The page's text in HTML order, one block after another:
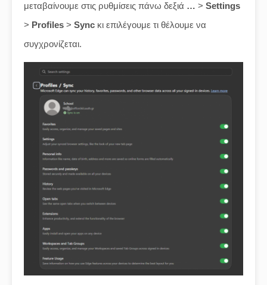
μεταβαίνουμε στις ρυθμίσεις πάνω δεξιά … > Settings
> Profiles > Sync κι επιλέγουμε τι θέλουμε να
συγχρονίζεται.